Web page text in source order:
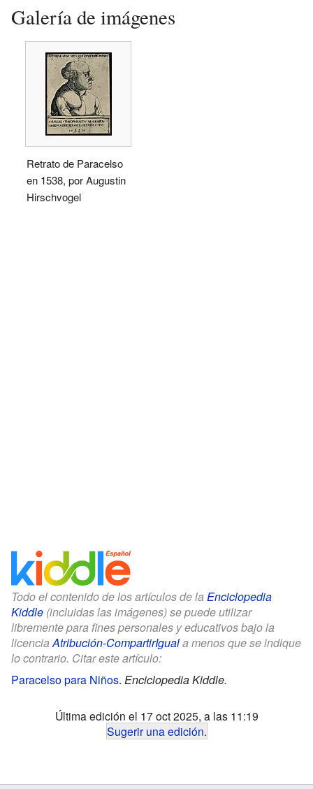
Galería de imágenes
Retrato de Paracelso
en 1538, por Augustin
Hirschvogel
Todo el contenido de los artículos de la Enciclopedia
Kiddle (incluidas las imágenes) se puede utilizar
libremente para fines personales y educativos bajo la
licencia Atribución-CompartirIguala menos que se indique
lo contrario. Citar este artículo:
Paracelso para Niños. Enciclopedia Kiddle.
Última edición el 17 oct 2025, a las 11:19
Sugerir una edición.